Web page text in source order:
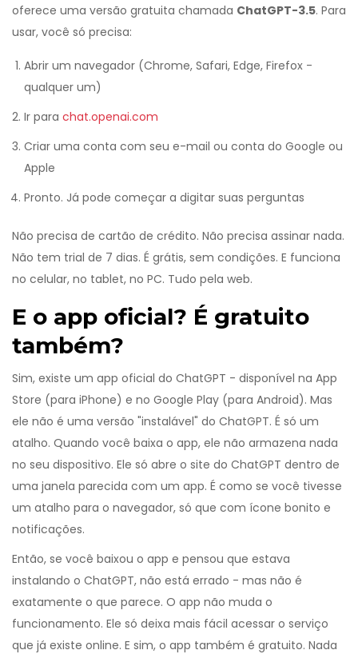
oferece uma versão gratuita chamada ChatGPT-3.5. Para
usar, você só precisa:
Abrir um navegador (Chrome, Safari, Edge, Firefox -
qualquer um)
Ir para chat.openai.com
Criar uma conta com seu e-mail ou conta do Google ou
Apple
Pronto. Já pode começar a digitar suas perguntas
Não precisa de cartão de crédito. Não precisa assinar nada.
Não tem trial de 7 dias. É grátis, sem condições. E funciona
no celular, no tablet, no PC. Tudo pela web.
E o app oficial? É gratuito
também?
Sim, existe um app oficial do ChatGPT - disponível na App
Store (para iPhone) e no Google Play (para Android). Mas
ele não é uma versão "instalável" do ChatGPT. É só um
atalho. Quando você baixa o app, ele não armazena nada
no seu dispositivo. Ele só abre o site do ChatGPT dentro de
uma janela parecida com um app. É como se você tivesse
um atalho para o navegador, só que com ícone bonito e
notificações.
Então, se você baixou o app e pensou que estava
instalando o ChatGPT, não está errado - mas não é
exatamente o que parece. O app não muda o
funcionamento. Ele só deixa mais fácil acessar o serviço
que já existe online. E sim, o app também é gratuito. Nada